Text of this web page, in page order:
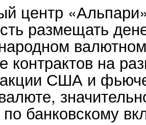
центр
размещать
контрактов на
США и
банковскому